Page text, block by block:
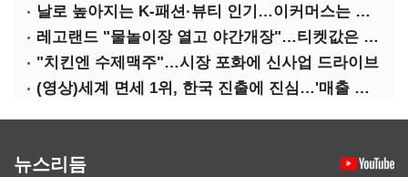
날로 높아지는 K-패션·뷰티 인기…이커머스는 역직구 키운다
레고랜드 "물놀이장 열고 야간개장"…티켓값은 동결
"치킨엔 수제맥주"…시장 포화에 신사업 드라이브
(영상)세계 면세 1위, 한국 진출에 진심…'매출 증빙' 물어봤다
뉴스리듬